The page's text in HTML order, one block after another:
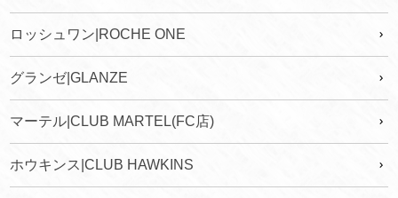
ロッシュワン|ROCHE ONE
グランゼ|GLANZE
マーテル|CLUB MARTEL(FC店)
ホウキンス|CLUB HAWKINS